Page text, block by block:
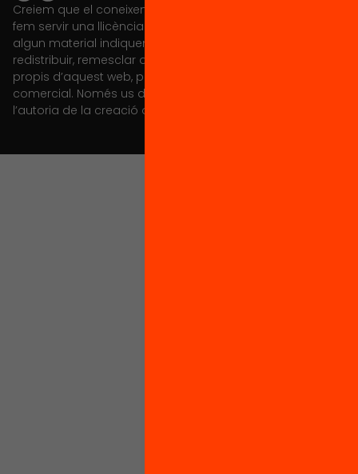
Creiem que el coneixement s’ha de compartir. Per això
fem servir una llicència Creative Commons, llevat que en
algun material indiquem el contrari. Us animem a copiar,
redistribuir, remesclar o transformar i crear els continguts
propis d’aquest web, per a qualsevol finalitat, inclosa la
comercial. Només us demanem que reconegueu
l’autoria de la creació original.